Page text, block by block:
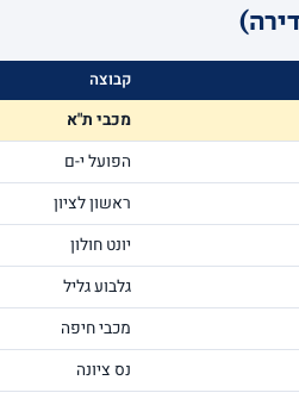
קבוצה
מכבי ת"א
הפועל י-ם
ראשון לציון
יונט חולון
גלבוע גליל
מכבי חיפה
נס ציונה